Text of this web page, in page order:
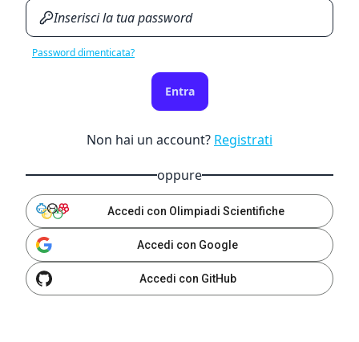
Password dimenticata?
Entra
Non hai un account? Registrati
oppure
Accedi con Olimpiadi Scientifiche
Accedi con Google
Accedi con GitHub